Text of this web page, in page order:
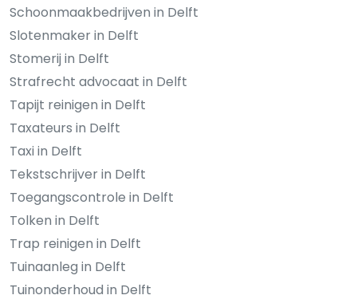
Schoonmaakbedrijven in Delft
Slotenmaker in Delft
Stomerij in Delft
Strafrecht advocaat in Delft
Tapijt reinigen in Delft
Taxateurs in Delft
Taxi in Delft
Tekstschrijver in Delft
Toegangscontrole in Delft
Tolken in Delft
Trap reinigen in Delft
Tuinaanleg in Delft
Tuinonderhoud in Delft